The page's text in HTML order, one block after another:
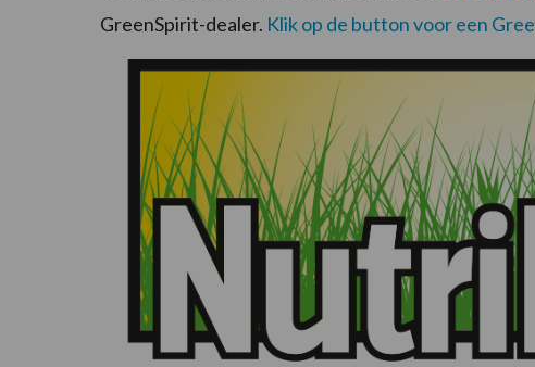
GreenSpirit-dealer. Klik op de button voor een